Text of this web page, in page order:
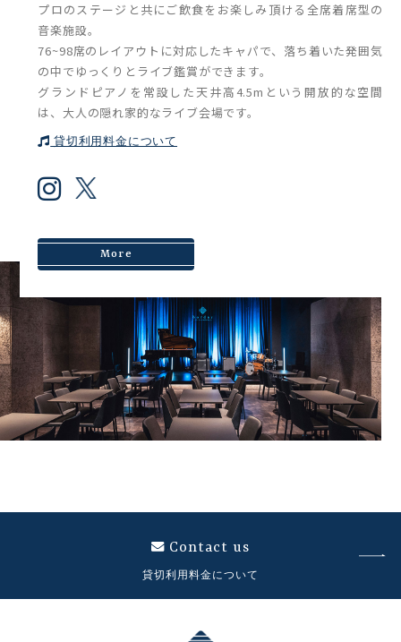
プロのステージと共にご飲食をお楽しみ頂ける全席着席型の
音楽施設。
76~98席のレイアウトに対応したキャパで、落ち着いた発囲気
の中でゆっくりとライブ鑑賞ができます。
グランドピアノを常設した天井高4.5mという開放的な空間
は、大人の隠れ家的なライブ会場です。
貸切利用料金について
More
Contact us
貸切利用料金について